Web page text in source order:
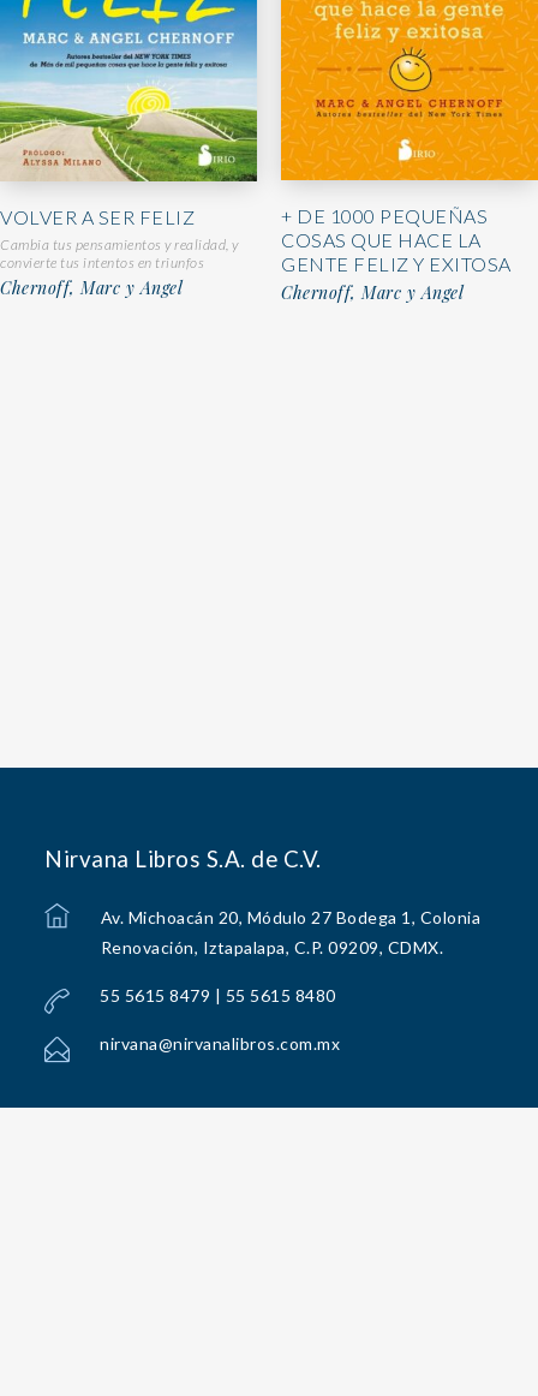
VOLVER A SER FELIZ
Cambia tus pensamientos y realidad, y
convierte tus intentos en triunfos
Chernoff, Marc y Angel
+ DE 1000 PEQUEÑAS
COSAS QUE HACE LA
GENTE FELIZ Y EXITOSA
Chernoff, Marc y Angel
Nirvana Libros S.A. de C.V.
Av. Michoacán 20, Módulo 27 Bodega 1, Colonia
Renovación, Iztapalapa, C.P. 09209, CDMX.
55 5615 8479 | 55 5615 8480
nirvana@nirvanalibros.com.mx